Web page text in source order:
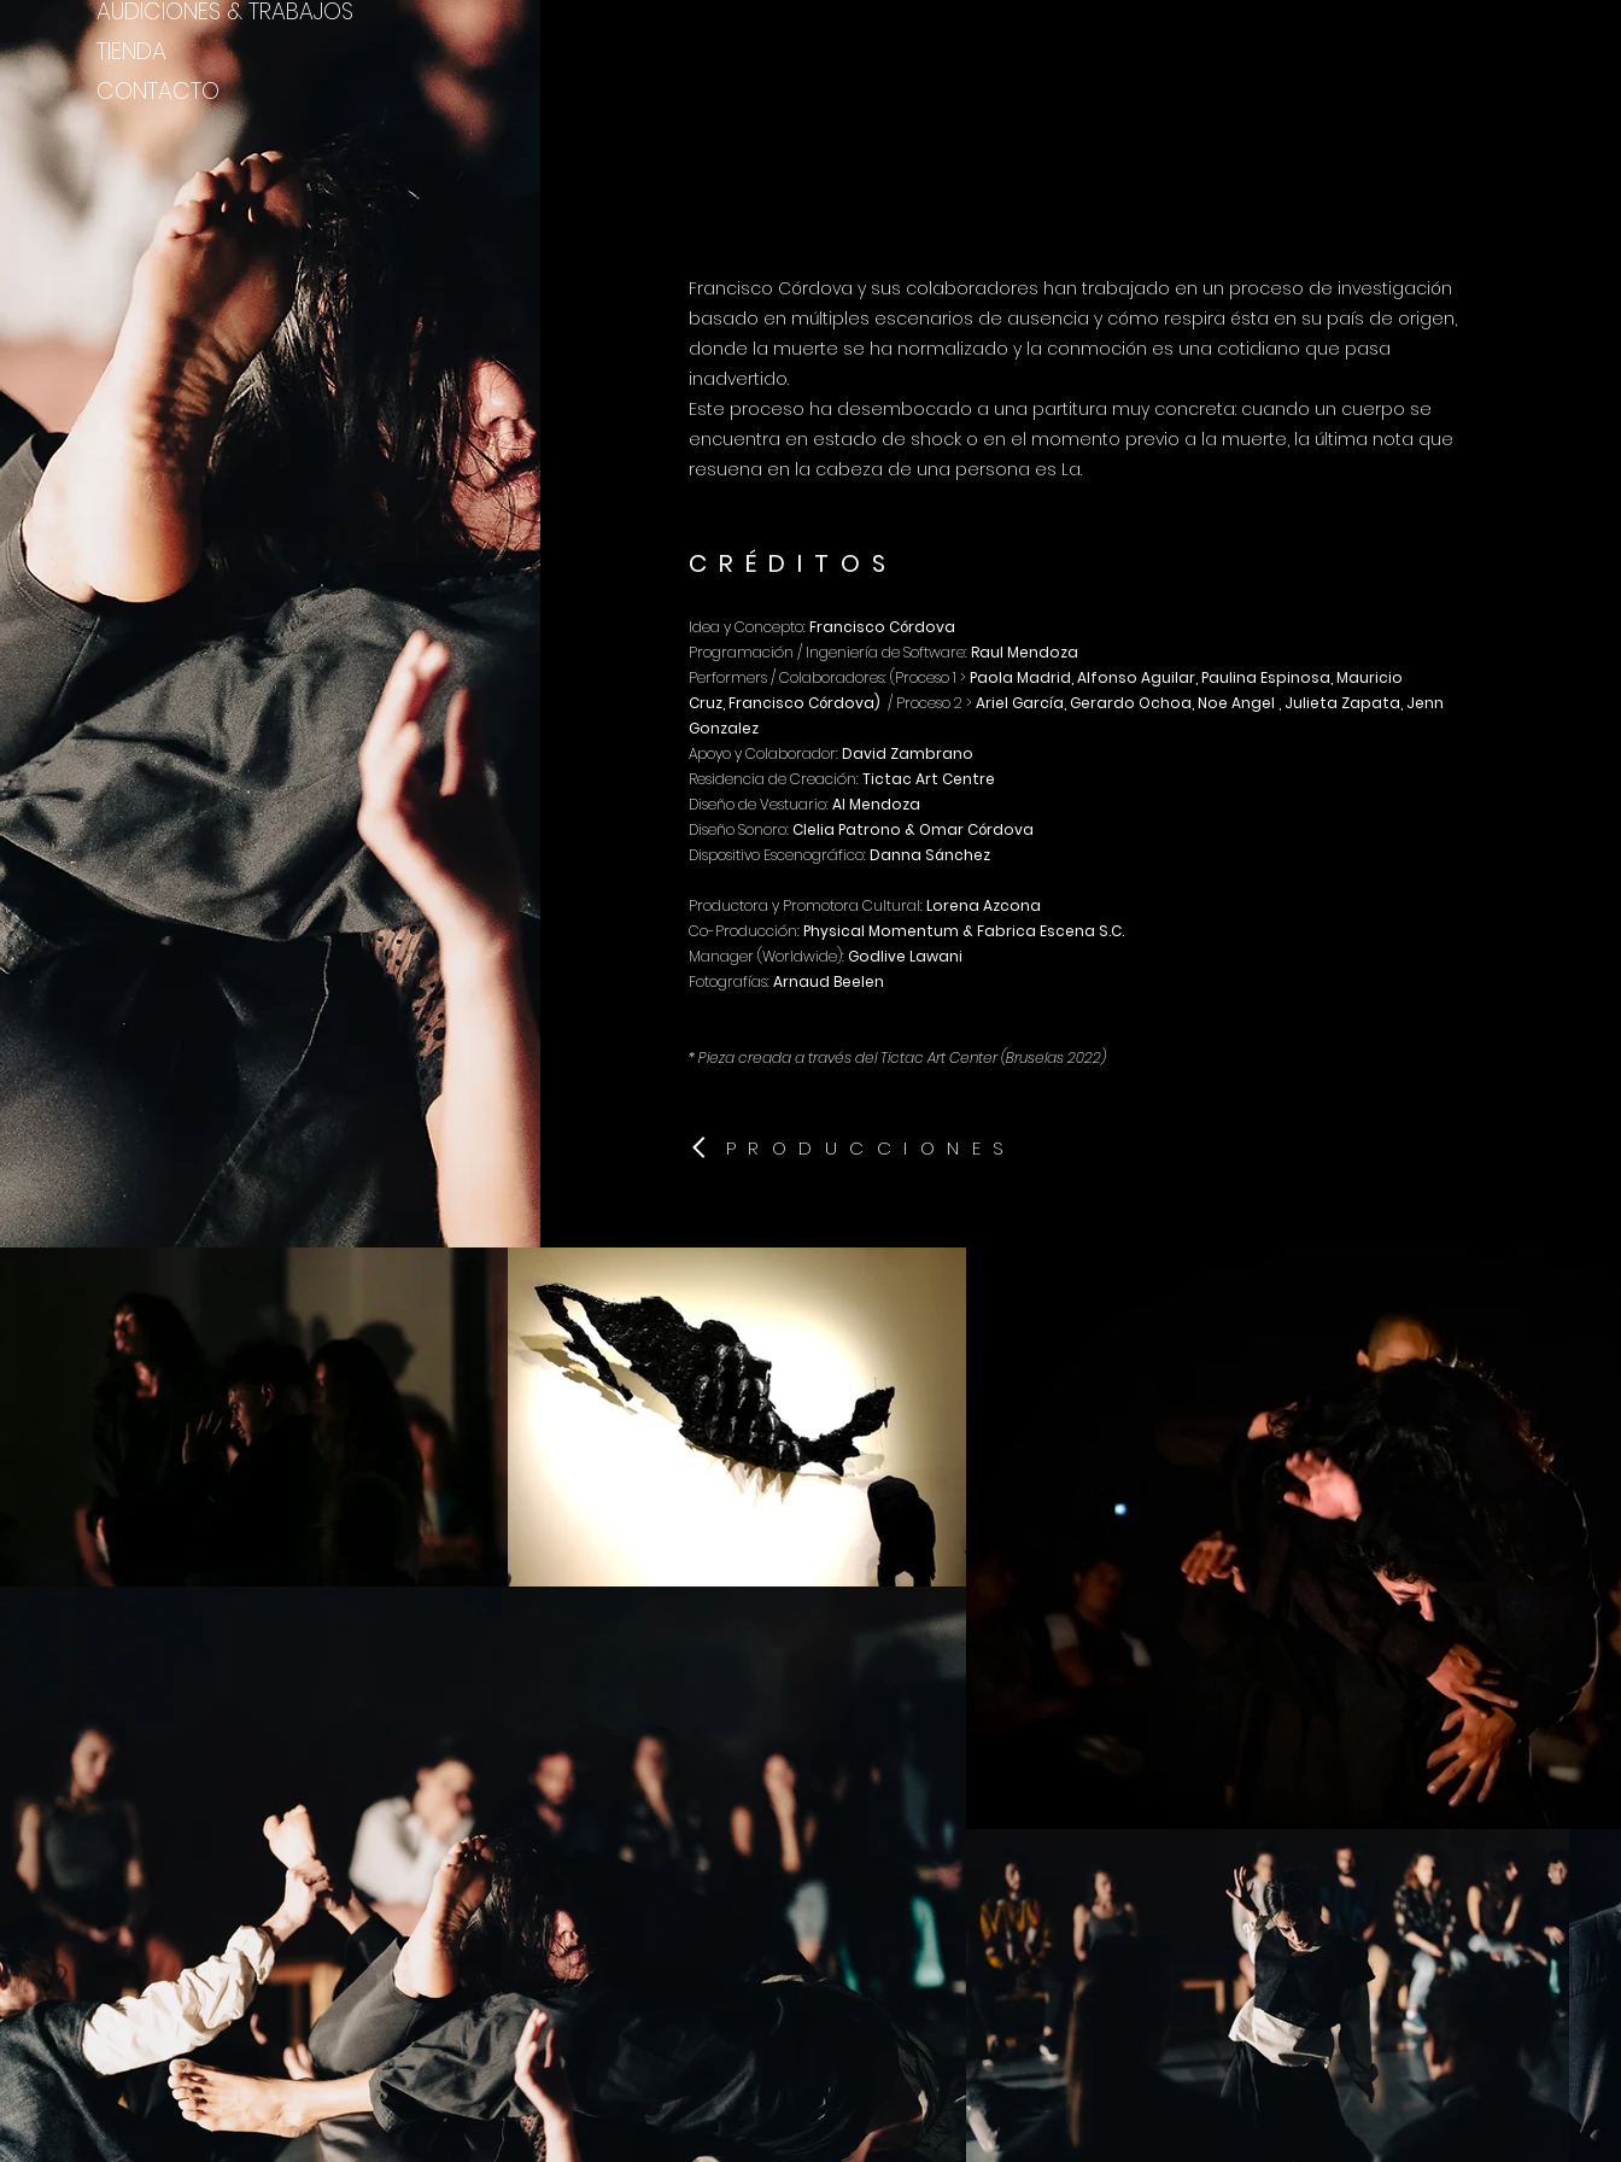
AUDICIONES & TRABAJOS
TIENDA
CONTACTO
Francisco Córdova y sus colaboradores han trabajado en un proceso de investigación
basado en múltiples escenarios de ausencia y cómo respira ésta en su país de origen,
donde la muerte se ha normalizado y la conmoción es una cotidiano que pasa
inadvertido.
Este proceso ha desembocado a una partitura muy concreta: cuando un cuerpo se
encuentra en estado de shock o en el momento previo a la muerte, la última nota que
resuena en la cabeza de una persona es La.
CRÉ DIT O S
Idea y Concepto:Francisco Córdova
Programación / Ingeniería de Software:Raul Mendoza
Performers / Colaboradores: (Proceso 1 > Paola Madrid, Alfonso Aguilar, Paulina Espinosa, Mauricio
Cruz, Francisco Córdova) / Proceso 2 > Ariel García, Gerardo Ochoa, Noe Angel , Julieta Zapata, Jenn
Gonzalez
Apoyo y Colaborador:David Zambrano
Residencia de Creación:Tictac Art Centre
Diseño de Vestuario:Al Mendoza
Diseño Sonoro:Clelia Patrono & Omar Córdova
Dispositivo Escenográfico:Danna Sánchez
Productora y Promotora Cultural:Lorena Azcona
Co-Producción:Physical Momentum & Fabrica Escena S.C.
Manager (Worldwide):Godlive Lawani​
Fotografías:Arnaud Beelen
* Pieza creada a través del Tictac Art Center (Bruselas 2022)
PRODUCCIONES